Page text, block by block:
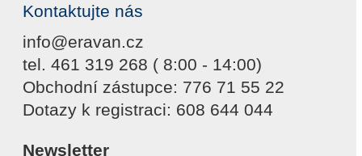
Kontaktujte nás
info@eravan.cz
tel. 461 319 268 ( 8:00 - 14:00)
Obchodní zástupce: 776 71 55 22
Dotazy k registraci: 608 644 044
Newsletter